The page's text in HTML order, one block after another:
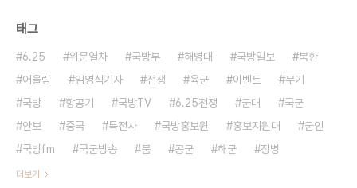
태그
6.25 위문열차 국방부 해병대 국방일보
북한
어울림
임영식기자 전쟁 육군 이벤트
무기
국방
항공기 국방TV 6.25전쟁 군대
국군
안보
중국 특전사 국방홍보원 홍보지원대
군인
국방fm
국군방송 붐 공군 해군 장병
더보기